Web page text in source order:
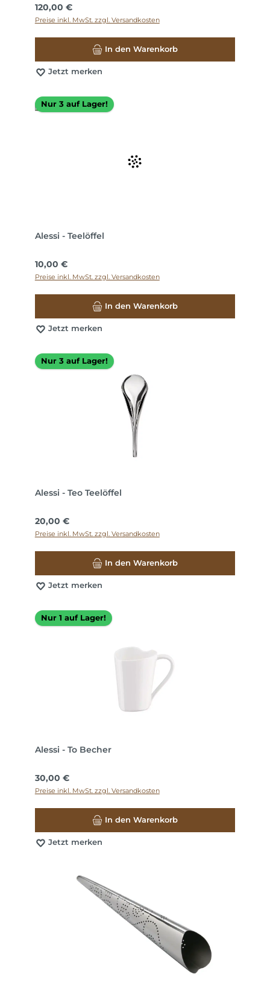
Regulärer Preis:
120,00 €
Preise inkl. MwSt. zzgl. Versandkosten
In den Warenkorb
Jetzt merken
Nur 3 auf Lager!
Alessi - Teelöffel
Regulärer Preis:
10,00 €
Preise inkl. MwSt. zzgl. Versandkosten
In den Warenkorb
Jetzt merken
Nur 3 auf Lager!
Alessi - Teo Teelöffel
Regulärer Preis:
20,00 €
Preise inkl. MwSt. zzgl. Versandkosten
In den Warenkorb
Jetzt merken
Nur 1 auf Lager!
Alessi - To Becher
Regulärer Preis:
30,00 €
Preise inkl. MwSt. zzgl. Versandkosten
In den Warenkorb
Jetzt merken